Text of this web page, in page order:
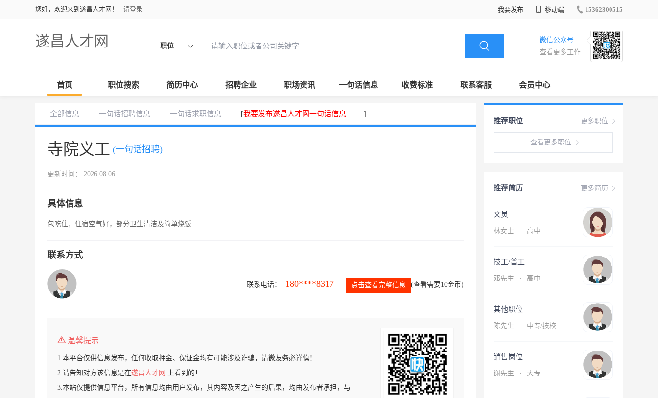
您好，欢迎来到遂昌人才网！ 请登录 我要发布 移动端 15362300515
遂昌人才网 职位
微信公众号
查看更多工作
首页 职位搜索 简历中心 招聘企业 职场资讯 一句话信息 收费标准 联系客服 会员中心
全部信息 一句话招聘信息 一句话求职信息 [我要发布遂昌人才网一句话信息 ]
寺院义工 (一句话招聘)
更新时间： 2026.08.06
具体信息
包吃住，住宿空气好，部分卫生清洁及简单烧饭
联系方式
联系电话： 180****8317 点击查看完整信息 (查看需要10金币)
温馨提示
1.本平台仅供信息发布，任何收取押金、保证金均有可能涉及诈骗，请微友务必谨慎！
2.请告知对方该信息是在遂昌人才网
上看到的！
3.本站仅提供信息平台，所有信息均由用户发布，其内容及因之产生的后果，均由发布者承担，与
更多职位
推荐职位
查看更多职位
更多简历
推荐简历
文员
林女士 · 高中
技工/普工
邓先生 · 高中
其他职位
陈先生 · 中专/技校
销售岗位
谢先生 · 大专